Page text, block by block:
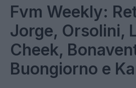
Fvm Weekly:
Jorge, Orsolini,
Cheek,
Buongiorno e